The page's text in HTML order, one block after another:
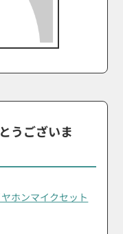
うございま
ヤホンマイクセット